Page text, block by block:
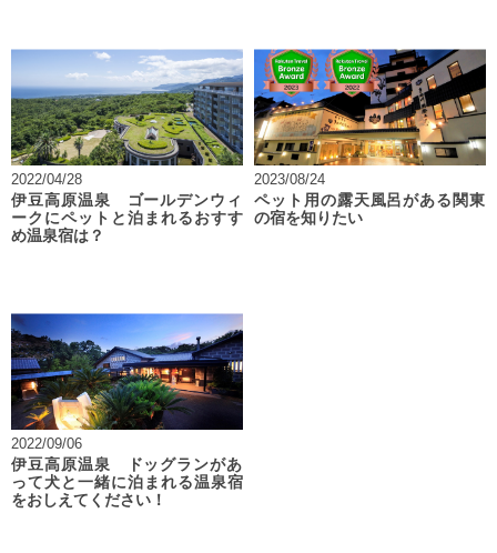
2022/04/28
伊豆高原温泉 ゴールデンウィ
ークにペットと泊まれるおすす
め温泉宿は？
2023/08/24
ペット用の露天風呂がある関東
の宿を知りたい
2022/09/06
伊豆高原温泉 ドッグランがあ
って犬と一緒に泊まれる温泉宿
をおしえてください！